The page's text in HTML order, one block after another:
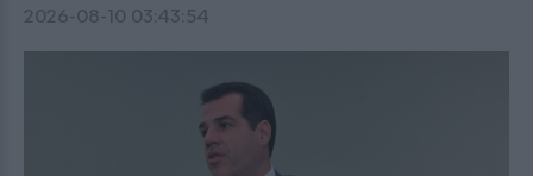
2026-08-10 03:43:54